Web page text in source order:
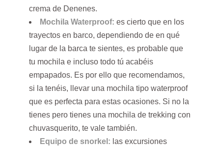
crema de Denenes.
Mochila Waterproof: es cierto que en los
trayectos en barco, dependiendo de en qué
lugar de la barca te sientes, es probable que
tu mochila e incluso todo tú acabéis
empapados. Es por ello que recomendamos,
si la tenéis, llevar una mochila tipo waterproof
que es perfecta para estas ocasiones. Si no la
tienes pero tienes una mochila de trekking con
chuvasquerito, te vale también.
Equipo de snorkel: las excursiones